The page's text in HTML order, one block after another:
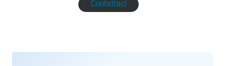
Contattaci